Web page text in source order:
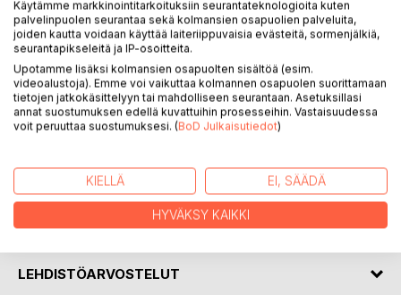
SYMBIOOSI LOINEN on kokoelma helposti lähestyttäviä
runoja yhteiselosta, symbioosista luonnon kanssa. Se on
ylistyslaulu luonnon ylivoimalle ja yksityiskohdille, sekä
joukko havaintoja elämästä ja arjesta, jota elämme
pieneliöinä, sivustakatsojina ja vieraina tällä planeetalla.
Kokoelma nostaa myös esille aiheellisen huolen
maapallomme kohtalosta. Kokoelma on jaettu viiteen
loisena.
KIRJAILIJA
LEHDISTÖARVOSTELUT
Käytämme markkinointitarkoituksiin seurantateknologioita kuten
palvelinpuolen seurantaa sekä kolmansien osapuolien palveluita,
joiden kautta voidaan käyttää laiteriippuvaisia evästeitä, sormenjälkiä,
seurantapikseleitä ja IP-osoitteita.
Upotamme lisäksi kolmansien osapuolten sisältöä (esim.
videoalustoja). Emme voi vaikuttaa kolmannen osapuolen suorittamaan
tietojen jatkokäsittelyyn tai mahdolliseen seurantaan. Asetuksillasi
annat suostumuksen edellä kuvattuihin prosesseihin. Vastaisuudessa
voit peruuttaa suostumuksesi. (BoD Julkaisutiedot)
KIELLÄ EI, SÄÄDÄ
HYVÄKSY KAIKKI